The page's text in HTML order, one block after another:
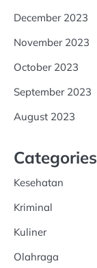
December 2023
November 2023
October 2023
September 2023
August 2023
Categories
Kesehatan
Kriminal
Kuliner
Olahraga